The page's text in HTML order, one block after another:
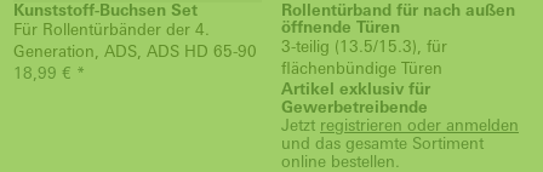
Kunststoff-Buchsen Set
Für Rollentürbänder der 4.
Generation, ADS, ADS HD 65-90
18,99 € *
Rollentürband für nach außen
öffnende Türen
3-teilig (13.5/15.3), für
flächenbündige Türen
Artikel exklusiv für
Gewerbetreibende
Jetzt registrieren oder anmelden
und das gesamte Sortiment
online bestellen.